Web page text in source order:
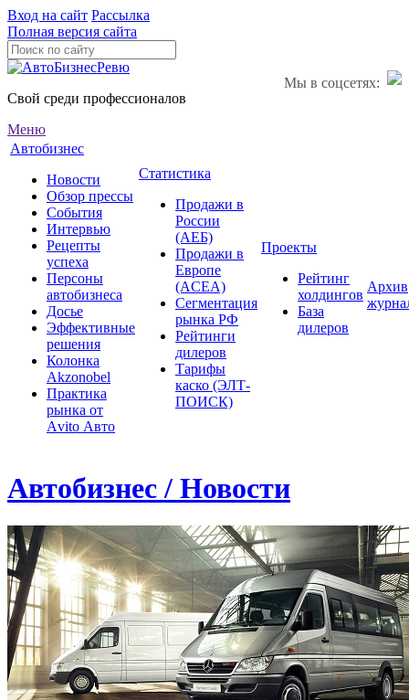
Вход на сайт Рассылка
Полная версия сайта
Мы в соцсетях:
Свой среди профессионалов
Меню
Автобизнес
Новости
Обзор прессы
События
Интервью
Рецепты
успеха
Персоны
автобизнеса
Досье
Эффективные
решения
Колонка
Akzonobel
Практика
рынка от
Аvito Авто
Статистика
Продажи в
России
(АЕБ)
Продажи в
Европе
(ACEA)
Сегментация
рынка РФ
Рейтинги
дилеров
Тарифы
каско (ЭЛТ-
ПОИСК)
Проекты
Рейтинг
холдингов
База
дилеров
Архив
Автобизнес / Новости